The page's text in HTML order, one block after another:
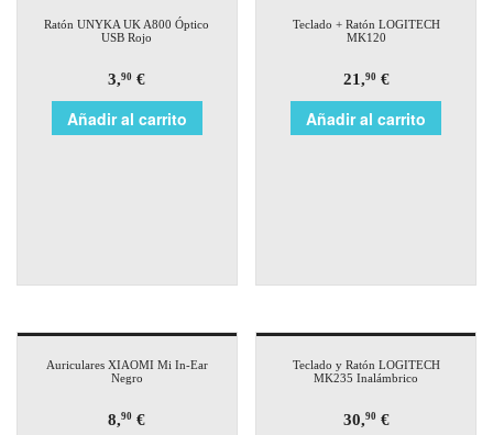
Ratón UNYKA UK A800 Óptico
USB Rojo
3,90 €
Añadir al carrito
Teclado + Ratón LOGITECH
MK120
21,90€
Añadir al carrito
Auriculares XIAOMI Mi In-Ear
Negro
8,90 €
Teclado y Ratón LOGITECH
MK235 Inalámbrico
30,90€